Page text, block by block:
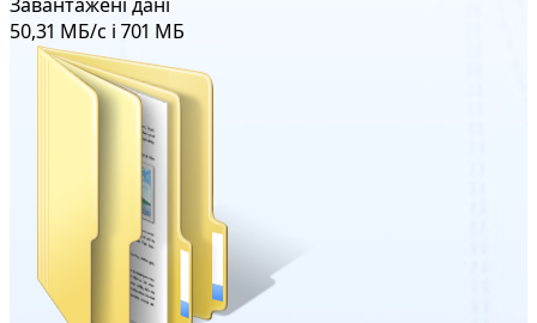
50,31 МБ/с і 701 МБ